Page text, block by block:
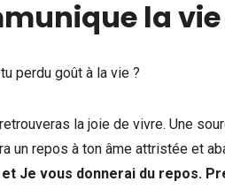
la
perdu goût à la vie ?
la joie de vivre. Une
un repos à ton âme attristée et
Je vous donnerai du repos.